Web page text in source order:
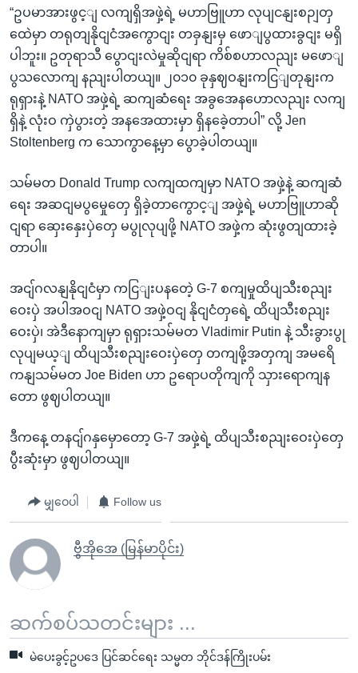
“ဥပမာအားဖွင့ျ လကျရှိအဖှဲ့ရဲ့ မဟာဗြူဟာ လုပျငနျးစဉျတှ
ထေဲမှာ တရုတျနိုငျငံအကွောငျး တခှနျးမှ ဖောျပွထားခွငျး မရှိ
ပါဘူး။ ဥတုရာသီ ပွောငျးလဲမှုဆိုငျရာ ကိစ်စဟာလညျး မဖောျ
ပွသလောကျ နညျးပါတယျ။ ၂၀၁၀ ခုနှဈဝနျးကငြျတုနျးက
ရုရှားနဲ့ NATO အဖှဲ့ရဲ့ ဆကျဆံရေး အခွအေနဟောလညျး လကျ
ရှိနဲ့ လုံးဝ ကှဲပွားတဲ့ အနအေထားမှာ ရှိနခေဲ့တာပါ” လို့ Jen
Stoltenberg က သောကွာနေ့မှာ ပွောခဲ့ပါတယျ။
သမ်မတ Donald Trump လကျထကျမှာ NATO အဖှဲ့နဲ့ ဆကျဆံ
ရေး အဆငျမပွမှေုတှေ ရှိခဲ့တာကွောင့ျ အဖှဲ့ရဲ့ မဟာဗြူဟာဆို
ငျရာ ဆှေးနှေးပှဲတှေ မပွုလုပျဖို့ NATO အဖှဲ့က ဆုံးဖွတျထားခဲ့
တာပါ။
အငျ်ဂလနျနိုငျငံမှာ ကငြျးပနတေဲ့ G-7 စကျမှုထိပျသီးစညျး
ဝေးပှဲ အပါအဝငျ NATO အဖှဲ့ဝငျ နိုငျငံတှရေဲ့ ထိပျသီးစညျး
ဝေးပှဲ၊ အဲဒီနောကျမှာ ရုရှားသမ်မတ Vladimir Putin နဲ့ သီးခွားပွု
လုပျမယ့ျ ထိပျသီးစညျးဝေးပှဲတှေ တကျဖို့အတှကျ အမရေိ
ကနျသမ်မတ Joe Biden ဟာ ဥရောပတိုကျကို သှားရောကျန
တော ဖွဈပါတယျ။
ဒီကနေ့ တနငျ်ဂနှမှောတော့ G-7 အဖှဲ့ရဲ့ ထိပျသီးစညျးဝေးပှဲတှေ
ပွီးဆုံးမှာ ဖွဈပါတယျ။
မျှဝေပါ Follow us
ဗွီအိုအေ (မြန်မာပိုင်း)
ဆက်စပ်သတင်းများ ...
မဲပေးခွင့်ဥပဒေ ပြင်ဆင်ရေး သမ္မတ ဘိုင်ဒန်ကြိုးပမ်း